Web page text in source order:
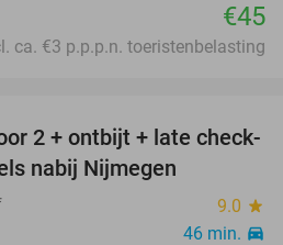
€45
ca. €3 p.p.p.n. toeristenbelasting
53%
2 + ontbijt + late check-
nabij Nijmegen
9.0 star
46 min. directions_car